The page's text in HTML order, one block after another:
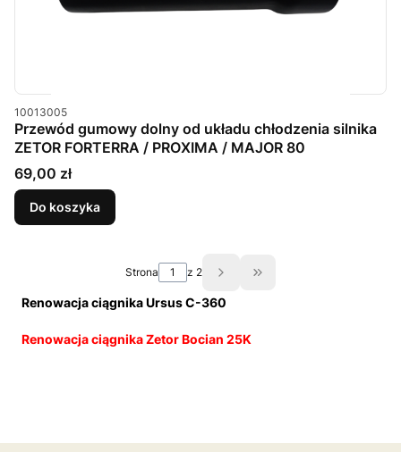
Kod produktu
10013005
Przewód gumowy dolny od układu chłodzenia silnika
ZETOR FORTERRA / PROXIMA / MAJOR 80
Cena
69,00 zł
Do koszyka
Strona z 2
Przejdź do ostatniej
Renowacja ciągnika Ursus C-360
Renowacja ciągnika Zetor Bocian 25K